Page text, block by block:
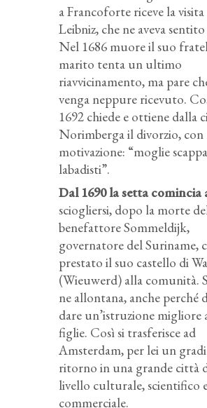
a Francoforte riceve la
Leibniz, che ne aveva
Nel 1686 muore il suo
marito tenta un ultimo
riavvicinamento, ma pare
venga neppure ricevuto.
1692 chiede e ottiene dalla
Norimberga il divorzio, con
motivazione: “moglie
labadisti”.
Dal 1690 la setta comincia
sciogliersi, dopo la morte
benefattore Sommeldijk,
governatore del Suriname,
prestato il suo castello di
(Wieuwerd) alla comunità.
ne allontana, anche perché
dare un’istruzione migliore
figlie. Così si trasferisce ad
Amsterdam, per lei un
ritorno in una grande città
livello culturale, scientifico
commerciale.